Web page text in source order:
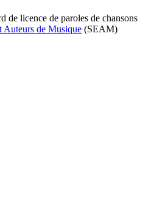
de licence de paroles de chansons
Auteurs de Musique (SEAM)